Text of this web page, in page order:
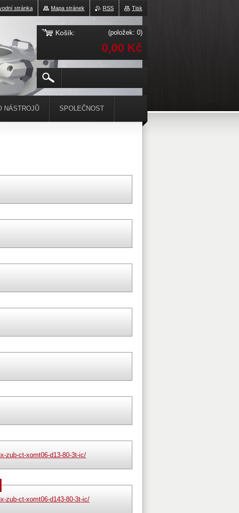
zub-ct-xomt06-d13-80-3t-ic/
zub-ct-xomt06-d143-80-3t-ic/
NÁSTROJŮ SPOLEČNOST
Tisk
RSS
Mapa stránek
stránka
Košík: (položek: 0)
0,00 Kč